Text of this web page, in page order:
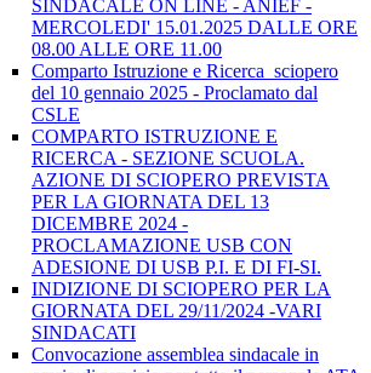
SINDACALE ON LINE - ANIEF -
MERCOLEDI' 15.01.2025 DALLE ORE
08.00 ALLE ORE 11.00
Comparto Istruzione e Ricerca_sciopero
del 10 gennaio 2025 - Proclamato dal
CSLE
COMPARTO ISTRUZIONE E
RICERCA - SEZIONE SCUOLA.
AZIONE DI SCIOPERO PREVISTA
PER LA GIORNATA DEL 13
DICEMBRE 2024 -
PROCLAMAZIONE USB CON
ADESIONE DI USB P.I. E DI FI-SI.
INDIZIONE DI SCIOPERO PER LA
GIORNATA DEL 29/11/2024 -VARI
SINDACATI
Convocazione assemblea sindacale in